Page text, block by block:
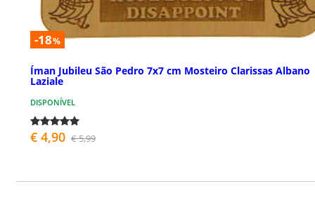
-18%
Íman Jubileu São Pedro 7x7 cm Mosteiro Clarissas Albano
Laziale
DISPONÍVEL
€ 4,90 € 5,99